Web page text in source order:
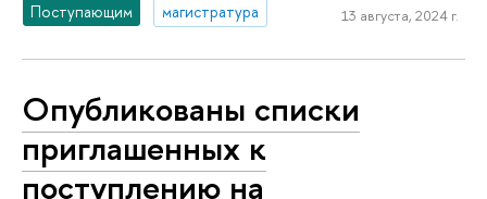
Поступающим магистратура 13 августа, 2024 г.
Опубликованы списки
приглашенных к
поступлению на